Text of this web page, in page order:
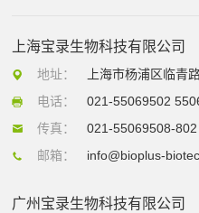
上海宝录生物科技有限公司
地址：
上海市杨浦区临青
电话：
021-55069502
传真：
021-55069508-802
邮箱：
info@bioplus-
广州宝录生物科技有限公司